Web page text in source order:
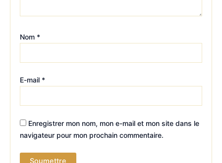
Nom *
E-mail *
Enregistrer mon nom, mon e-mail et mon site dans le
navigateur pour mon prochain commentaire.